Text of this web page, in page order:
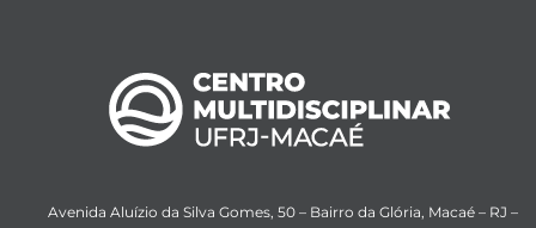
Avenida Aluízio da Silva Gomes, 50 – Bairro da Glória, Macaé – RJ –